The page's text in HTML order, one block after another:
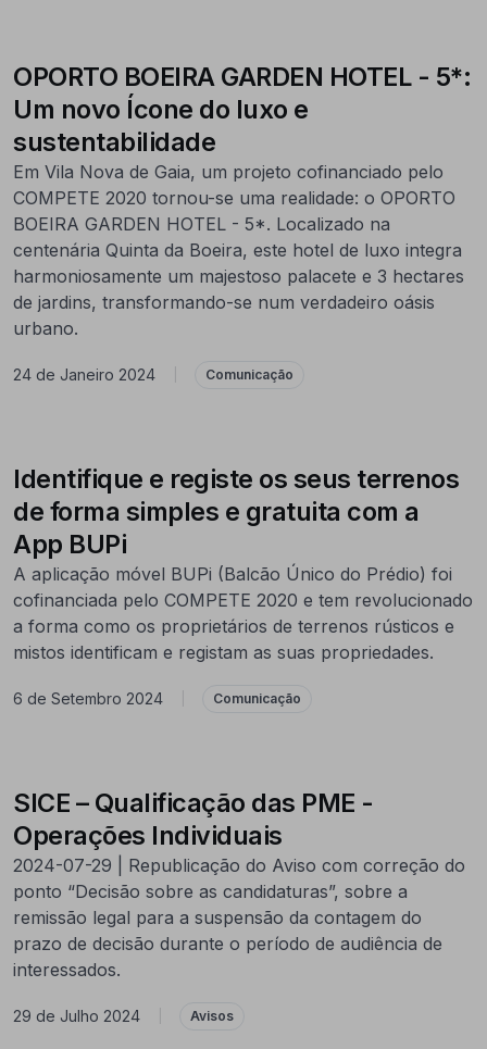
OPORTO BOEIRA GARDEN HOTEL - 5*:
Um novo Ícone do luxo e
sustentabilidade
Em Vila Nova de Gaia, um projeto cofinanciado pelo
COMPETE 2020 tornou-se uma realidade: o OPORTO
BOEIRA GARDEN HOTEL - 5*. Localizado na
centenária Quinta da Boeira, este hotel de luxo integra
harmoniosamente um majestoso palacete e 3 hectares
de jardins, transformando-se num verdadeiro oásis
urbano.
24 de Janeiro 2024 Comunicação
Identifique e registe os seus terrenos
de forma simples e gratuita com a
App BUPi
A aplicação móvel BUPi (Balcão Único do Prédio) foi
cofinanciada pelo COMPETE 2020 e tem revolucionado
a forma como os proprietários de terrenos rústicos e
mistos identificam e registam as suas propriedades.
6 de Setembro 2024 Comunicação
SICE – Qualificação das PME -
Operações Individuais
2024-07-29 | Republicação do Aviso com correção do
ponto “Decisão sobre as candidaturas”, sobre a
remissão legal para a suspensão da contagem do
prazo de decisão durante o período de audiência de
interessados.
29 de Julho 2024 Avisos